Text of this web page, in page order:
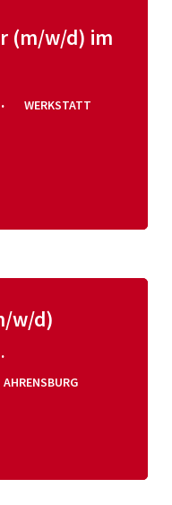
(m/w/d) im
· WERKSTATT
w/d)
·
AHRENSBURG